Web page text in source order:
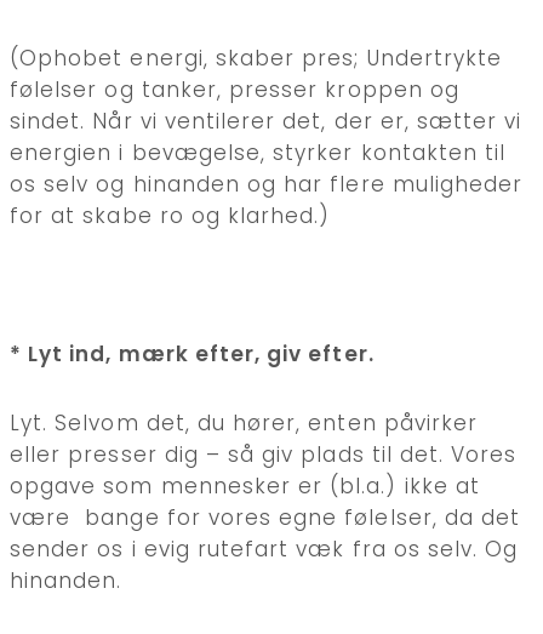
(Ophobet energi, skaber pres; Undertrykte
følelser og tanker, presser kroppen og
sindet. Når vi ventilerer det, der er, sætter vi
energien i bevægelse, styrker kontakten til
os selv og hinanden og har flere muligheder
for at skabe ro og klarhed.)
* Lyt ind, mærk efter, giv efter.
Lyt. Selvom det, du hører, enten påvirker
eller presser dig – så giv plads til det. Vores
opgave som mennesker er (bl.a.) ikke at
være bange for vores egne følelser, da det
sender os i evig rutefart væk fra os selv. Og
hinanden.